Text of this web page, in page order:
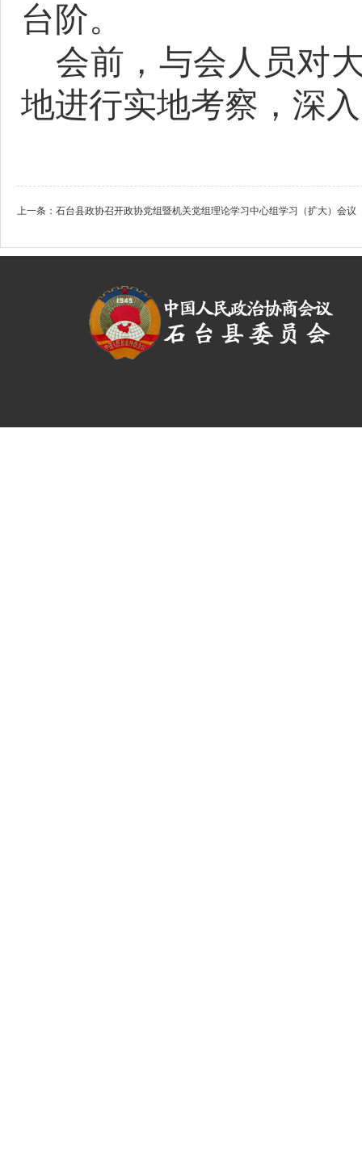
台阶。
会前，与会人员对
地进行实地考察，深
上一条： 石台县政协召开政协党组暨机关党组理论学习中心组学习（扩大）会议